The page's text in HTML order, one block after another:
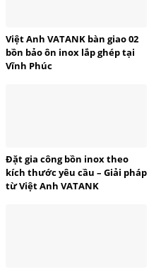
Việt Anh VATANK bàn giao 02
bồn bảo ôn inox lắp ghép tại
Vĩnh Phúc
Đặt gia công bồn inox theo
kích thước yêu cầu – Giải pháp
từ Việt Anh VATANK